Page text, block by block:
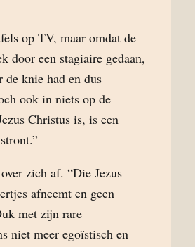
op TV, maar omdat de
door een stagiaire gedaan,
knie had en dus
ook in niets op de
Christus is, is een
zich af. “Die Jezus
afneemt en geen
met zijn rare
niet meer egoïstisch en